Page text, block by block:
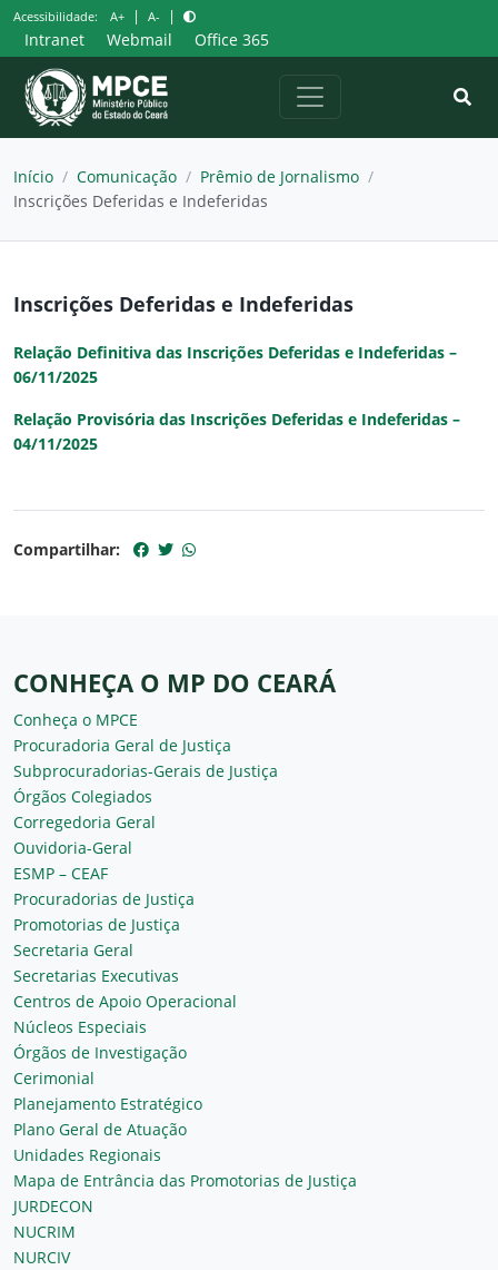
Pular
para
o
conteúdo
Acessibilidade: A+ | A- |
Intranet Webmail Office 365
Início / Comunicação / Prêmio de Jornalismo /
Inscrições Deferidas e Indeferidas
Inscrições Deferidas e Indeferidas
Relação Definitiva das Inscrições Deferidas e Indeferidas –
06/11/2025
Relação Provisória das Inscrições Deferidas e Indeferidas –
04/11/2025
Compartilhar:
CONHEÇA O MP DO CEARÁ
Conheça o MPCE
Procuradoria Geral de Justiça
Subprocuradorias-Gerais de Justiça
Órgãos Colegiados
Corregedoria Geral
Ouvidoria-Geral
ESMP – CEAF
Procuradorias de Justiça
Promotorias de Justiça
Secretaria Geral
Secretarias Executivas
Centros de Apoio Operacional
Núcleos Especiais
Órgãos de Investigação
Cerimonial
Planejamento Estratégico
Plano Geral de Atuação
Unidades Regionais
Mapa de Entrância das Promotorias de Justiça
JURDECON
NUCRIM
NURCIV